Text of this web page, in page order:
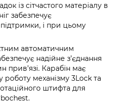
із сітчастого матеріалу в
забезпечує
і при цьому
автоматичним
надійне з’єднання
прив’язі. Карабін має
механізму 3Lock та
штифта для